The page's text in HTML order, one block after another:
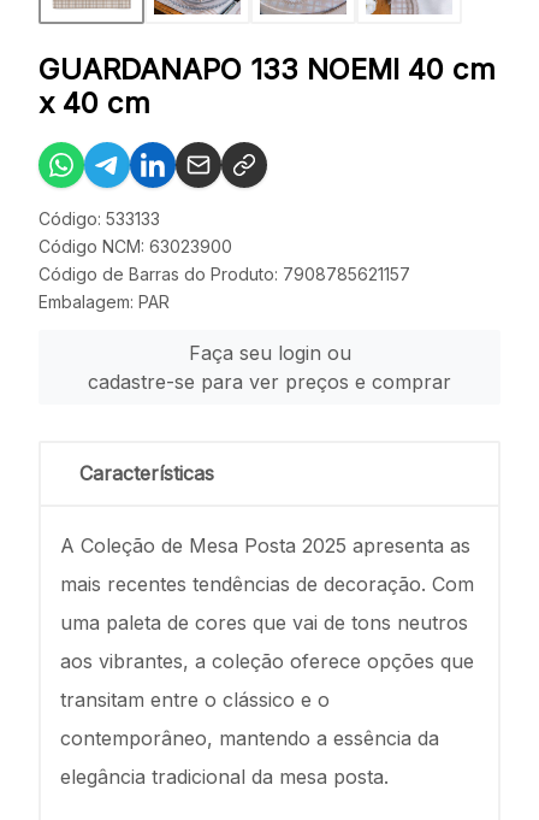
GUARDANAPO 133 NOEMI 40 cm
x 40 cm
Código: 533133
Código NCM: 63023900
Código de Barras do Produto: 7908785621157
Embalagem: PAR
Faça seu login ou
cadastre-se para ver preços e comprar
Características
A Coleção de Mesa Posta 2025 apresenta as
mais recentes tendências de decoração. Com
uma paleta de cores que vai de tons neutros
aos vibrantes, a coleção oferece opções que
transitam entre o clássico e o
contemporâneo, mantendo a essência da
elegância tradicional da mesa posta.